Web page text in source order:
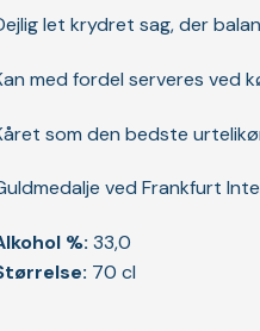
let krydret sag, der
med fordel serveres ved
som den bedste
ved Frankfurt
%: 33,0
70 cl